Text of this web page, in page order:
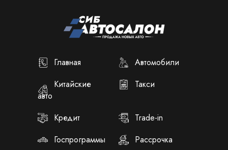
Главная
Автомобили
Китайские
авто
Такси
Кредит
Trade-in
Госпрограммы
Рассрочка